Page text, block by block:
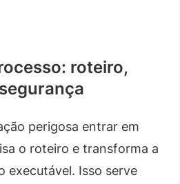
roteiro,
perigosa entrar em
o roteiro e transforma a
executável. Isso serve